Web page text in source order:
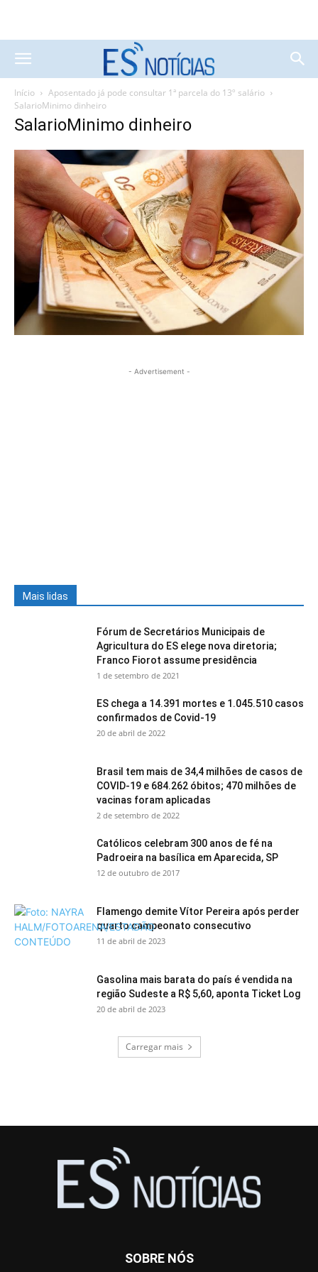
Início
Aposentado já pode consultar 1ª parcela do 13º salário
SalarioMinimo dinheiro
SalarioMinimo dinheiro
- Advertisement -
Mais lidas
Fórum de Secretários Municipais de
Agricultura do ES elege nova diretoria;
Franco Fiorot assume presidência
1 de setembro de 2021
ES chega a 14.391 mortes e 1.045.510 casos
confirmados de Covid-19
20 de abril de 2022
Brasil tem mais de 34,4 milhões de casos de
COVID-19 e 684.262 óbitos; 470 milhões de
vacinas foram aplicadas
2 de setembro de 2022
Católicos celebram 300 anos de fé na
Padroeira na basílica em Aparecida, SP
12 de outubro de 2017
Flamengo demite Vítor Pereira após perder
quarto campeonato consecutivo
11 de abril de 2023
Gasolina mais barata do país é vendida na
região Sudeste a R$ 5,60, aponta Ticket Log
20 de abril de 2023
Carregar mais
SOBRE NÓS